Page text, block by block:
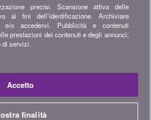
i comparatori? Richieste
precisi. Scansione attiva delle
ai fini dell’identificazione. Archiviare
e/o accedervi. Pubblicità e contenuti
prestazioni dei contenuti e degli annunci,
servizi.
Accetto
finalità